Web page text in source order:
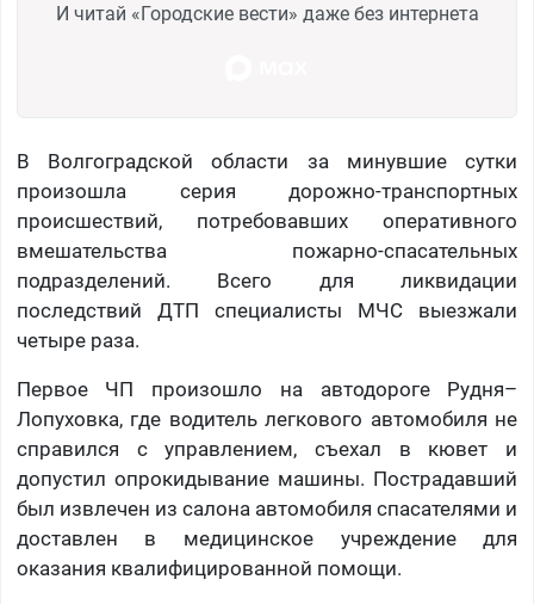
И читай «Городские вести» даже без интернета
В Волгоградской области за минувшие сутки
произошла серия дорожно-транспортных
происшествий, потребовавших оперативного
вмешательства пожарно-спасательных
подразделений. Всего для ликвидации
последствий ДТП специалисты МЧС выезжали
четыре раза.
Первое ЧП произошло на автодороге Рудня–
Лопуховка, где водитель легкового автомобиля не
справился с управлением, съехал в кювет и
допустил опрокидывание машины. Пострадавший
был извлечен из салона автомобиля спасателями и
доставлен в медицинское учреждение для
оказания квалифицированной помощи.